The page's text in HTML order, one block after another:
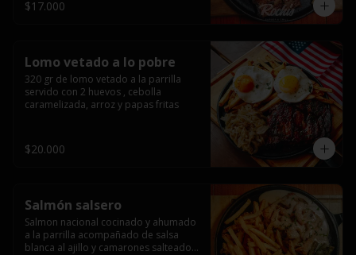
$17.000
Lomo vetado a lo pobre
320 gr de lomo vetado a la parrilla
servido con 2 huevos , cebolla
caramelizada, arroz y papas fritas
$20.000
Salmón salsero
Salmon nacional cocinado y ahumado
a la parrilla acompañado de salsa
blanca al ajillo y camarones salteados,